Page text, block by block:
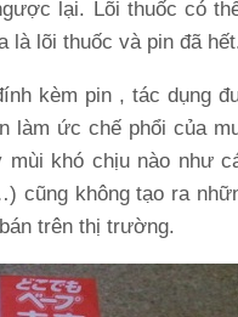
lại. Lõi thuốc có
là lõi thuốc và pin đã
kèm pin , tác dụng
làm ức chế phổi của
khó chịu nào như
cũng không tạo ra
trên thị trường.